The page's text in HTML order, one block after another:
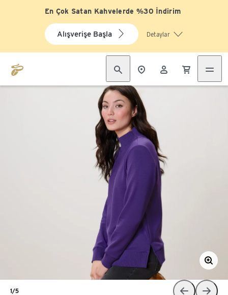
En Çok Satan Kahvelerde %30 İndirim
Alışverişe Başla Detaylar
1/5